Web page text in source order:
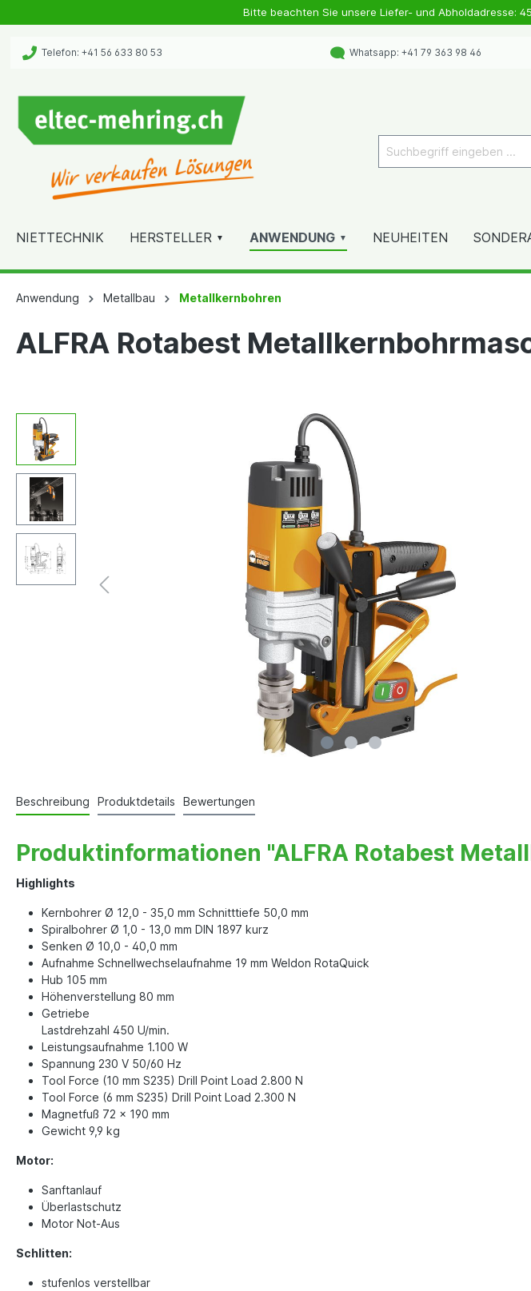
Bitte beachten Sie unsere Liefer- und Abholdadresse:
Telefon: +41 56 633 80 53 Whatsapp: +41 79 363 98 46
NIETTECHNIK HERSTELLER ANWENDUNG NEUHEITEN
Anwendung Metallbau Metallkernbohren
ALFRA Rotabest
Beschreibung Produktdetails Bewertungen
Produktinformationen "ALFRA Rotabest
Highlights
Kernbohrer Ø 12,0 - 35,0 mm Schnitttiefe 50,0 mm
Spiralbohrer Ø 1,0 - 13,0 mm DIN 1897 kurz
Senken Ø 10,0 - 40,0 mm
Aufnahme Schnellwechselaufnahme 19 mm Weldon RotaQuick
Hub 105 mm
Höhenverstellung 80 mm
Getriebe
Lastdrehzahl 450 U/min.
Leistungsaufnahme 1.100 W
Spannung 230 V 50/60 Hz
Tool Force (10 mm S235) Drill Point Load 2.800 N
Tool Force (6 mm S235) Drill Point Load 2.300 N
Magnetfuß 72 x 190 mm
Gewicht 9,9 kg
Motor:
Sanftanlauf
Überlastschutz
Motor Not-Aus
Schlitten:
stufenlos verstellbar